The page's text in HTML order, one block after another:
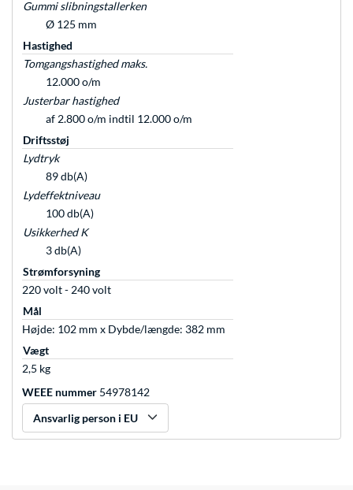
Gummi slibningstallerken
Ø 125 mm
Hastighed
Tomgangshastighed maks.
12.000 o/m
Justerbar hastighed
af 2.800 o/m indtil 12.000 o/m
Driftsstøj
Lydtryk
89 db(A)
Lydeffektniveau
100 db(A)
Usikkerhed K
3 db(A)
Strømforsyning
220 volt - 240 volt
Mål
Højde: 102 mm x Dybde/længde: 382 mm
Vægt
2,5 kg
WEEE nummer 54978142
Ansvarlig person i EU